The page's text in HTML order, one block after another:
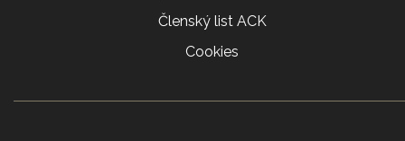
Členský list ACK
Cookies